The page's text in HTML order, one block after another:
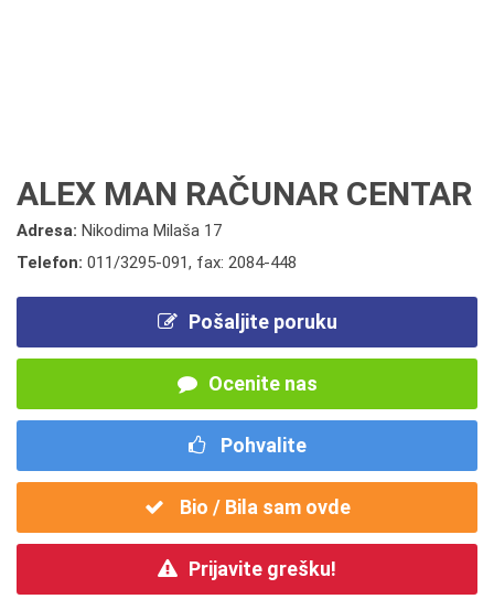
ALEX MAN RAČUNAR CENTAR
Adresa: Nikodima Milaša 17
Telefon: 011/3295-091, fax: 2084-448
Pošaljite poruku
Ocenite nas
Pohvalite
Bio / Bila sam ovde
Prijavite grešku!